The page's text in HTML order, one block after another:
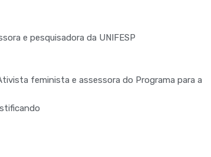
e pesquisadora da UNIFESP
feminista e assessora do Programa para a